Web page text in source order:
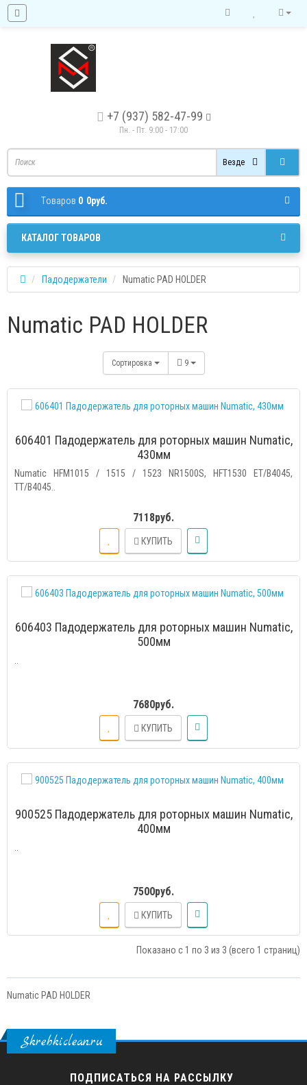
+7 (937) 582-47-99
Пн. - Пт. 9:00 - 17:00
Везде
Tоваров 0 0руб.
КАТАЛОГ ТОВАРОВ
Падодержатели Numatic PAD HOLDER
Numatic PAD HOLDER
Сортировка 9
606401 Падодержатель для роторных машин Numatic,
430мм
Numatic HFM1015 / 1515 / 1523 NR1500S, HFT1530 ET/B4045,
TT/B4045..
7118руб.
КУПИТЬ
606403 Падодержатель для роторных машин Numatic,
500мм
7680руб.
КУПИТЬ
900525 Падодержатель для роторных машин Numatic,
400мм
7500руб.
КУПИТЬ
Показано с 1 по 3 из 3 (всего 1 страниц)
Numatic PAD HOLDER
Skrebkiclean.ru
ПОДПИСАТЬСЯ НА РАССЫЛКУ